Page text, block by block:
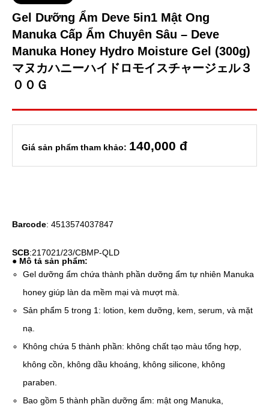
Gel Dưỡng Ẩm Deve 5in1 Mật Ong
Manuka Cấp Ẩm Chuyên Sâu – Deve
Manuka Honey Hydro Moisture Gel (300g)
マヌカハニーハイドロモイスチャージェル３
００Ｇ
Giá sản phẩm tham khảo: 140,000 đ
Barcode: 4513574037847
SCB:217021/23/CBMP-QLD
● Mô tả sản phẩm:
Gel dưỡng ẩm chứa thành phần dưỡng ẩm tự nhiên Manuka
honey giúp làn da mềm mại và mượt mà.
Sản phẩm 5 trong 1: lotion, kem dưỡng, kem, serum, và mặt
nạ.
Không chứa 5 thành phần: không chất tạo màu tổng hợp,
không cồn, không dầu khoáng, không silicone, không
paraben.
Bao gồm 5 thành phần dưỡng ẩm: mật ong Manuka,